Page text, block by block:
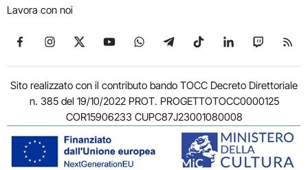
Lavora con noi
Seguici su Facebook
Seguici su Instagram
Seguici su X
Seguici su YouTube
Seguici su WhatsApp
Seguici su Telegram
Seguici su TikTok
Seguici su
Seguici
Sito realizzato con il contributo bando TOCC Decreto Direttoriale
n. 385 del 19/10/2022 PROT. PROGETTOTOCC0000125
COR15906233 CUPC87J23001080008